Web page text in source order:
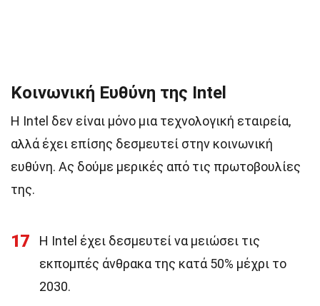
Κοινωνική Ευθύνη της Intel
Η Intel δεν είναι μόνο μια τεχνολογική εταιρεία,
αλλά έχει επίσης δεσμευτεί στην κοινωνική
ευθύνη. Ας δούμε μερικές από τις πρωτοβουλίες
της.
17
Η Intel έχει δεσμευτεί να μειώσει τις
εκπομπές άνθρακα της κατά 50% μέχρι το
2030.